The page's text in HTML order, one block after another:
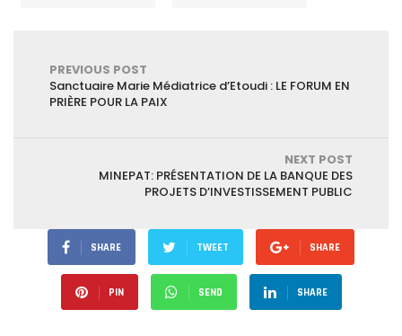
PREVIOUS POST
Sanctuaire Marie Médiatrice d’Etoudi : LE FORUM EN
PRIÈRE POUR LA PAIX
NEXT POST
MINEPAT: PRÉSENTATION DE LA BANQUE DES
PROJETS D’INVESTISSEMENT PUBLIC
SHARE TWEET SHARE
PIN SEND SHARE